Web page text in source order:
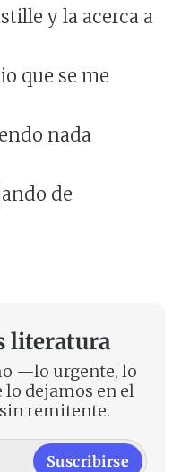
y la acerca a
que se me
nada
de
literatura
—lo urgente, lo
dejamos en el
remitente.
Suscribirse